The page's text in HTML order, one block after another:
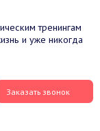
тренингам
и уже никогда
Заказать звонок